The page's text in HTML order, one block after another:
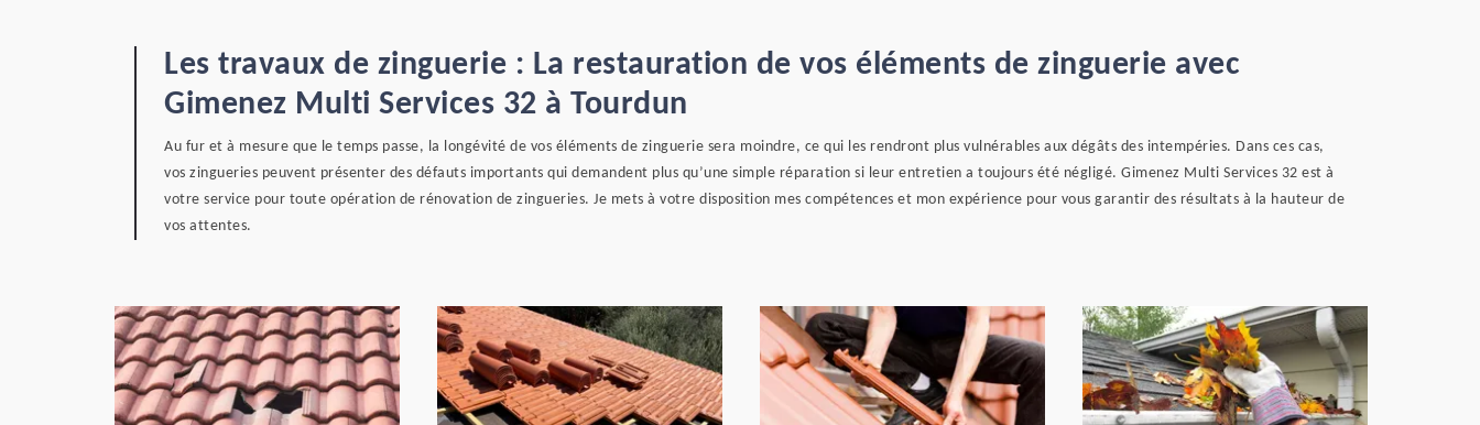
Les travaux de zinguerie : La restauration de vos éléments de zinguerie avec
Gimenez Multi Services 32 à Tourdun
Au fur et à mesure que le temps passe, la longévité de vos éléments de zinguerie sera moindre, ce qui les rendront plus vulnérables aux dégâts des intempéries. Dans ces cas,
vos zingueries peuvent présenter des défauts importants qui demandent plus qu’une simple réparation si leur entretien a toujours été négligé. Gimenez Multi Services 32 est à
votre service pour toute opération de rénovation de zingueries. Je mets à votre disposition mes compétences et mon expérience pour vous garantir des résultats à la hauteur de
vos attentes.